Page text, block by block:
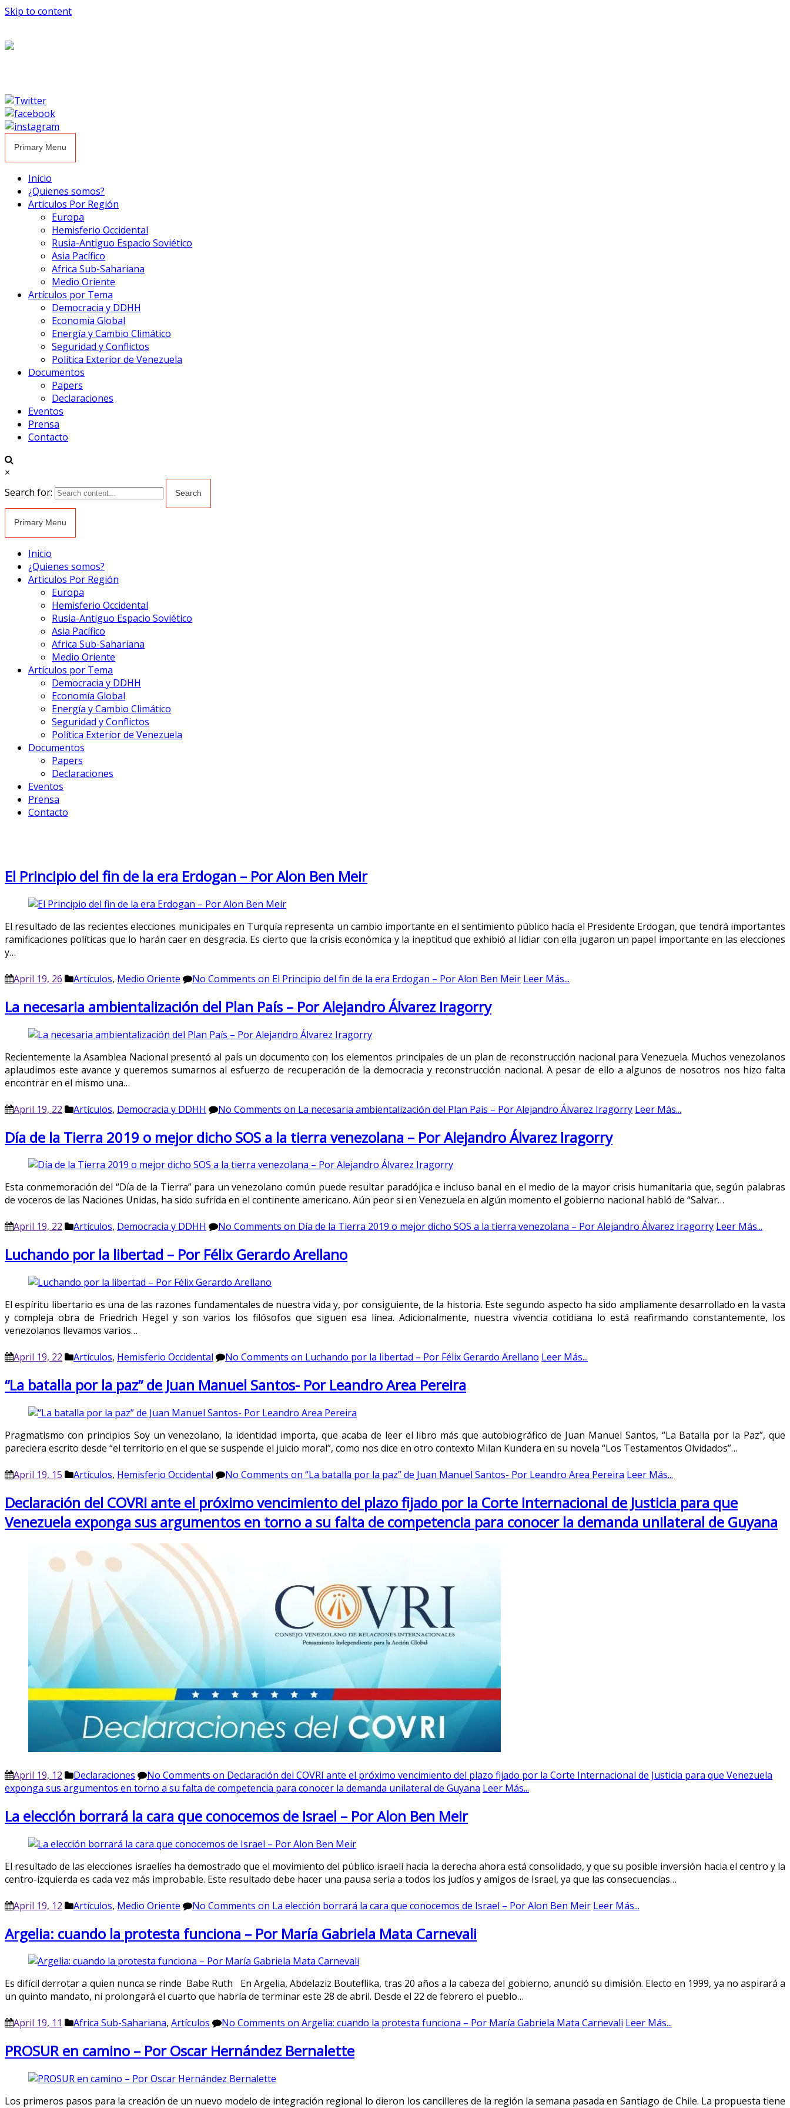
Skip to content
Primary Menu
Inicio
¿Quienes somos?
Articulos Por Región
Europa
Hemisferio Occidental
Rusia-Antiguo Espacio Soviético
Asia Pacífico
Africa Sub-Sahariana
Medio Oriente
Artículos por Tema
Democracia y DDHH
Economía Global
Energía y Cambio Climático
Seguridad y Conflictos
Política Exterior de Venezuela
Documentos
Papers
Declaraciones
Eventos
Prensa
Contacto
×
Search for:
Primary Menu
Inicio
¿Quienes somos?
Articulos Por Región
Europa
Hemisferio Occidental
Rusia-Antiguo Espacio Soviético
Asia Pacífico
Africa Sub-Sahariana
Medio Oriente
Artículos por Tema
Democracia y DDHH
Economía Global
Energía y Cambio Climático
Seguridad y Conflictos
Política Exterior de Venezuela
Documentos
Papers
Declaraciones
Eventos
Prensa
Contacto
El Principio del fin de la era Erdogan – Por Alon Ben Meir
El resultado de las recientes elecciones municipales en Turquía representa un cambio importante en el sentimiento público hacía el Presidente Erdogan, que tendrá importantes
ramificaciones políticas que lo harán caer en desgracia. Es cierto que la crisis económica y la ineptitud que exhibió al lidiar con ella jugaron un papel importante en las elecciones
y…
April 19, 26 Artículos, Medio Oriente No Comments on El Principio del fin de la era Erdogan – Por Alon Ben Meir Leer Más...
La necesaria ambientalización del Plan País – Por Alejandro Álvarez Iragorry
Recientemente la Asamblea Nacional presentó al país un documento con los elementos principales de un plan de reconstrucción nacional para Venezuela. Muchos venezolanos
aplaudimos este avance y queremos sumarnos al esfuerzo de recuperación de la democracia y reconstrucción nacional. A pesar de ello a algunos de nosotros nos hizo falta
encontrar en el mismo una…
April 19, 22 Artículos, Democracia y DDHH No Comments on La necesaria ambientalización del Plan País – Por Alejandro Álvarez Iragorry Leer Más...
Día de la Tierra 2019 o mejor dicho SOS a la tierra venezolana – Por Alejandro Álvarez Iragorry
Esta conmemoración del “Día de la Tierra” para un venezolano común puede resultar paradójica e incluso banal en el medio de la mayor crisis humanitaria que, según palabras
de voceros de las Naciones Unidas, ha sido sufrida en el continente americano. Aún peor si en Venezuela en algún momento el gobierno nacional habló de “Salvar…
April 19, 22 Artículos, Democracia y DDHH No Comments on Día de la Tierra 2019 o mejor dicho SOS a la tierra venezolana – Por Alejandro Álvarez Iragorry Leer Más...
Luchando por la libertad – Por Félix Gerardo Arellano
El espíritu libertario es una de las razones fundamentales de nuestra vida y, por consiguiente, de la historia. Este segundo aspecto ha sido ampliamente desarrollado en la vasta
y compleja obra de Friedrich Hegel y son varios los filósofos que siguen esa línea. Adicionalmente, nuestra vivencia cotidiana lo está reafirmando constantemente, los
venezolanos llevamos varios…
April 19, 22 Artículos, Hemisferio Occidental No Comments on Luchando por la libertad – Por Félix Gerardo Arellano Leer Más...
“La batalla por la paz” de Juan Manuel Santos- Por Leandro Area Pereira
Pragmatismo con principios Soy un venezolano, la identidad importa, que acaba de leer el libro más que autobiográfico de Juan Manuel Santos, “La Batalla por la Paz”, que
pareciera escrito desde “el territorio en el que se suspende el juicio moral”, como nos dice en otro contexto Milan Kundera en su novela “Los Testamentos Olvidados”…
April 19, 15 Artículos, Hemisferio Occidental No Comments on “La batalla por la paz” de Juan Manuel Santos- Por Leandro Area Pereira Leer Más...
Declaración del COVRI ante el próximo vencimiento del plazo fijado por la Corte Internacional de Justicia para que
Venezuela exponga sus argumentos en torno a su falta de competencia para conocer la demanda unilateral de Guyana
April 19, 12 Declaraciones No Comments on Declaración del COVRI ante el próximo vencimiento del plazo fijado por la Corte Internacional de Justicia para que Venezuela
exponga sus argumentos en torno a su falta de competencia para conocer la demanda unilateral de Guyana Leer Más...
La elección borrará la cara que conocemos de Israel – Por Alon Ben Meir
El resultado de las elecciones israelíes ha demostrado que el movimiento del público israelí hacia la derecha ahora está consolidado, y que su posible inversión hacia el centro y la
centro-izquierda es cada vez más improbable. Este resultado debe hacer una pausa seria a todos los judíos y amigos de Israel, ya que las consecuencias…
April 19, 12 Artículos, Medio Oriente No Comments on La elección borrará la cara que conocemos de Israel – Por Alon Ben Meir Leer Más...
Argelia: cuando la protesta funciona – Por María Gabriela Mata Carnevali
Es difícil derrotar a quien nunca se rinde Babe Ruth En Argelia, Abdelaziz Bouteflika, tras 20 años a la cabeza del gobierno, anunció su dimisión. Electo en 1999, ya no aspirará a
un quinto mandato, ni prolongará el cuarto que habría de terminar este 28 de abril. Desde el 22 de febrero el pueblo…
April 19, 11 Africa Sub-Sahariana, Artículos No Comments on Argelia: cuando la protesta funciona – Por María Gabriela Mata Carnevali Leer Más...
PROSUR en camino – Por Oscar Hernández Bernalette
Los primeros pasos para la creación de un nuevo modelo de integración regional lo dieron los cancilleres de la región la semana pasada en Santiago de Chile. La propuesta tiene